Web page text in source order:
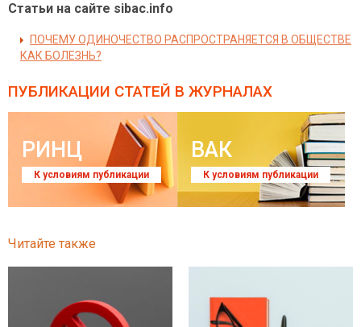
Статьи на сайте sibac.info
ПОЧЕМУ ОДИНОЧЕСТВО РАСПРОСТРАНЯЕТСЯ В ОБЩЕСТВЕ
КАК БОЛЕЗНЬ?
ПУБЛИКАЦИИ СТАТЕЙ В ЖУРНАЛАХ
РИНЦ
К условиям публикации
ВАК
К условиям публикации
Читайте также